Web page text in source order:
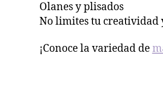
Olanes y plisados
No limites tu creatividad
¡Conoce la variedad de